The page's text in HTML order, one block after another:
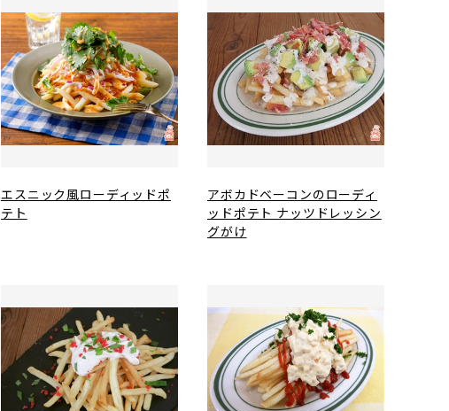
エスニック風ローディッドポ
テト
アボカドベーコンのローディ
ッドポテト ナッツドレッシン
グがけ